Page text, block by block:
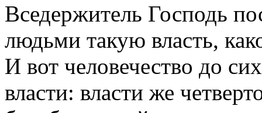
Вседержитель Господь
людьми такую власть,
И вот человечество до
власти: власти же